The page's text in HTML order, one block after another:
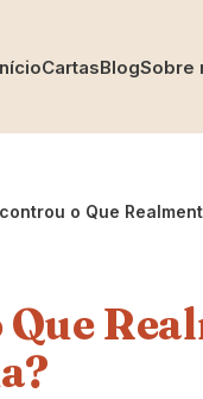
CartasBlogSobre
o Que